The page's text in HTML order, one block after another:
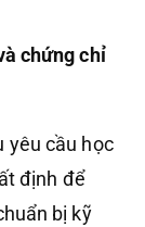
chứng chỉ
yêu cầu học
định để
bị kỹ